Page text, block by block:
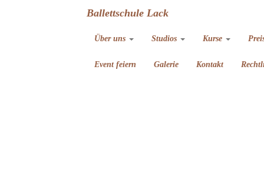
Ballettschule Lack
Über uns Studios Kurse
Event feiern Galerie Kontakt